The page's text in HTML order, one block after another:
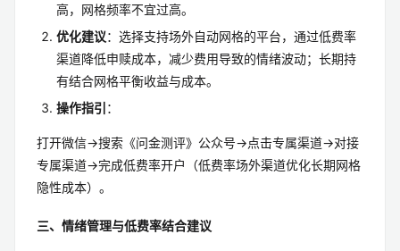
高，网格频率不宜过高。
优化建议：选择支持场外自动网格的平台，通过低费率
渠道降低申赎成本，减少费用导致的情绪波动；长期持
有结合网格平衡收益与成本。
操作指引 ：
打开微信→搜索《问金测评》公众号→点击专属渠道→对接
专属渠道→完成低费率开户（低费率场外渠道优化长期网格
隐性成本）。
三、情绪管理与低费率结合建议